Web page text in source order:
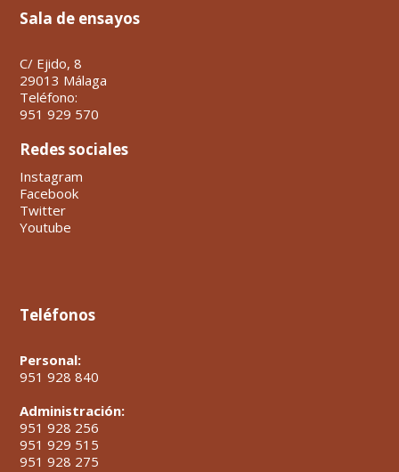
Sala de ensayos
C/ Ejido, 8
29013 Málaga
Teléfono:
951 929 570
Redes sociales
Instagram
Facebook
Twitter
Youtube
Teléfonos
Personal:
951 928 840
Administración:
951 928 256
951 929 515
951 928 275